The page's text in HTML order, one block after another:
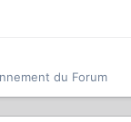
du Forum